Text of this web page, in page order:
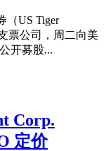
（US Tiger
票公司，周二向美
开募股...
Corp.
定价